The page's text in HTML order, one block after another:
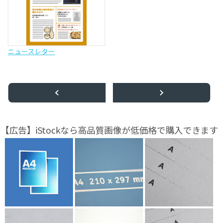
ニュースレター
【広告】iStockなら高品質画像が低価格で購入できます